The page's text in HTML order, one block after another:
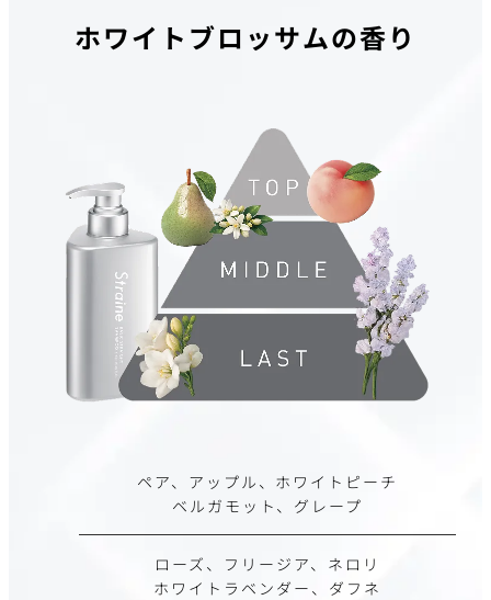
ホワイトブロッサムの香り
ペア、アップル、ホワイトピーチ
ベルガモット、グレープ
ローズ、フリージア、ネロリ
ホワイトラベンダー、ダフネ